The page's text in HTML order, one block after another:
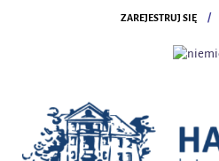
ZAREJESTRUJ SIĘ